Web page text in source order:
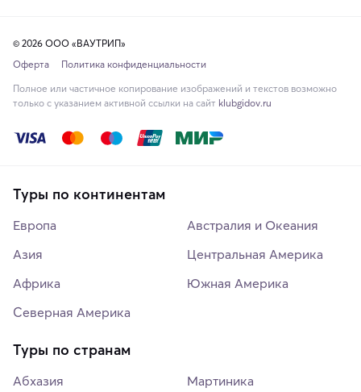
© 2026 ООО «ВАУТРИП»
Оферта
Политика конфиденциальности
Полное или частичное копирование изображений и текстов возможно
только с указанием активной ссылки на сайт klubgidov.ru
Туры по континентам
Европа
Азия
Африка
Северная Америка
Австралия и Океания
Центральная Америка
Южная Америка
Туры по странам
Абхазия
Мартиника